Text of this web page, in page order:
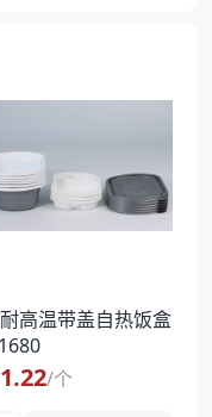
高温带盖自热饭盒
1.22/个